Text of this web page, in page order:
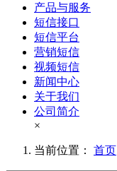
产品与服务
短信接口
短信平台
营销短信
视频短信
新闻中心
关于我们
公司简介
×
当前位置： 首页